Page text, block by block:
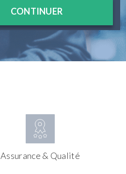
CONTINUER
Assurance & Qualité